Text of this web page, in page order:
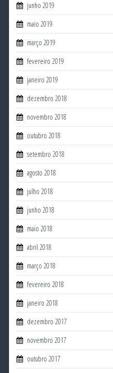
junho 2019
maio 2019
março 2019
fevereiro 2019
janeiro 2019
dezembro 2018
novembro 2018
outubro 2018
setembro 2018
agosto 2018
julho 2018
junho 2018
maio 2018
abril 2018
março 2018
fevereiro 2018
janeiro 2018
dezembro 2017
novembro 2017
outubro 2017